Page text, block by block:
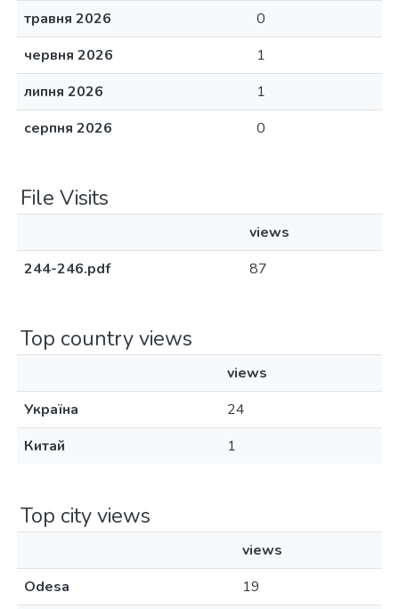
травня 2026
0
червня 2026
1
липня 2026
1
серпня 2026
0
File Visits
views
244-246.pdf
87
Top country views
views
Україна
24
Китай
1
Top city views
views
Odesa
19